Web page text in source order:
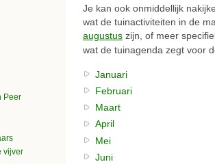
Peer
vijver
Je kan ook onmiddellijk
wat de tuinactiviteiten in de
augustus zijn, of meer
wat de tuinagenda zegt voor
Januari
Februari
Maart
April
Mei
Juni